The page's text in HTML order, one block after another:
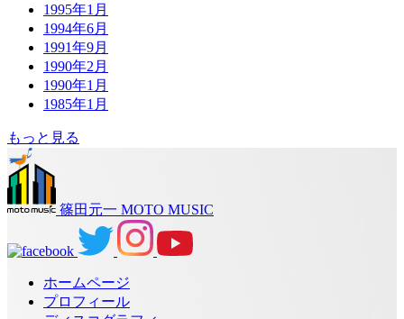
1995年1月
1994年6月
1991年9月
1990年2月
1990年1月
1985年1月
もっと見る
篠田元一 MOTO MUSIC
ホームページ
プロフィール